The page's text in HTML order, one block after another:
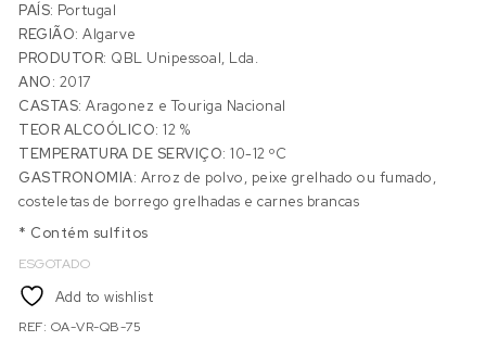
PAÍS: Portugal
REGIÃO: Algarve
PRODUTOR: QBL Unipessoal, Lda.
ANO: 2017
CASTAS:Aragonez e Touriga Nacional
TEOR ALCOÓLICO:12 %
TEMPERATURA DE SERVIÇO: 10-12 ºC
GASTRONOMIA: Arroz de polvo, peixe grelhado ou fumado,
costeletas de borrego grelhadas e carnes brancas
* Contém sulfitos
ESGOTADO
Add to wishlist
REF: OA-VR-QB-75